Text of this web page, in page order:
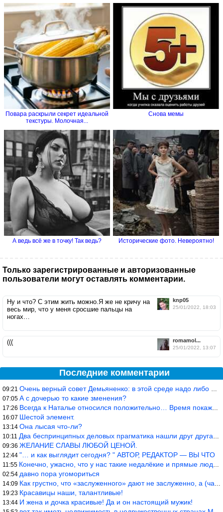
Повара раскрыли секрет идеальной
текстуры. Молочная...
Снова мемы
А ведь всё же в точку! Так ведь? Исторические фото. Невероятно!
Только зарегистрированные и авторизованные
пользователи могут оставлять комментарии.
knp05
25/01/2022, 18:03
Ну и что? С этим жить можно.Я же не кричу на
весь мир, что у меня сросшие пальцы на
ногах…
romamol...
25/01/2022, 13:07
(((
Последние комментарии
09:21 Очень верный совет Демьяненко: в этой среде надо либо иметь зубы
07:05 А с дочерью то какие зменения?
17:26 Всегда к Наталье относился положительно… Время покажет, что буде
16:07 Шестой элемент.
13:14 Она лысая что-ли?
10:11 Два беспринципных деловых прагматика нашли друг друга и «остепен
09:36 ЖЕЛАНИЕ СЛАВЫ ЛЮБОЙ ЦЕНОЙ.
12:44 "… и как выглядит сегодня? " АВТОР, РЕДАКТОР — ВЫ ЧТО
11:55 Конечно, ужасно, что у нас такие недалёкие и прямые люди… Как мо
02:54 давно пора угомориться
14:09 Как грустно, что «заслуженного» дают не заслуженно, а (чаще) по-
19:23 Красавицы наши, талантливые!
13:44 И жена и дочка красивые! Да и он настоящий мужик!